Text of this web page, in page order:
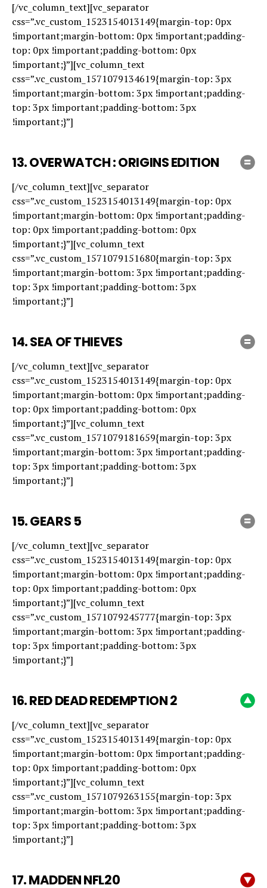
[/vc_column_text][vc_separator
css=”.vc_custom_1523154013149{margin-top: 0px
!important;margin-bottom: 0px !important;padding-
top: 0px !important;padding-bottom: 0px
!important;}”][vc_column_text
css=”.vc_custom_1571079134619{margin-top: 3px
!important;margin-bottom: 3px !important;padding-
top: 3px !important;padding-bottom: 3px
!important;}”]
13.OVERWATCH : ORIGINS EDITION
[/vc_column_text][vc_separator
css=”.vc_custom_1523154013149{margin-top: 0px
!important;margin-bottom: 0px !important;padding-
top: 0px !important;padding-bottom: 0px
!important;}”][vc_column_text
css=”.vc_custom_1571079151680{margin-top: 3px
!important;margin-bottom: 3px !important;padding-
top: 3px !important;padding-bottom: 3px
!important;}”]
14.SEA OF THIEVES
[/vc_column_text][vc_separator
css=”.vc_custom_1523154013149{margin-top: 0px
!important;margin-bottom: 0px !important;padding-
top: 0px !important;padding-bottom: 0px
!important;}”][vc_column_text
css=”.vc_custom_1571079181659{margin-top: 3px
!important;margin-bottom: 3px !important;padding-
top: 3px !important;padding-bottom: 3px
!important;}”]
15.GEARS 5
[/vc_column_text][vc_separator
css=”.vc_custom_1523154013149{margin-top: 0px
!important;margin-bottom: 0px !important;padding-
top: 0px !important;padding-bottom: 0px
!important;}”][vc_column_text
css=”.vc_custom_1571079245777{margin-top: 3px
!important;margin-bottom: 3px !important;padding-
top: 3px !important;padding-bottom: 3px
!important;}”]
16.RED DEAD REDEMPTION 2
[/vc_column_text][vc_separator
css=”.vc_custom_1523154013149{margin-top: 0px
!important;margin-bottom: 0px !important;padding-
top: 0px !important;padding-bottom: 0px
!important;}”][vc_column_text
css=”.vc_custom_1571079263155{margin-top: 3px
!important;margin-bottom: 3px !important;padding-
top: 3px !important;padding-bottom: 3px
!important;}”]
17.MADDEN NFL20